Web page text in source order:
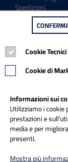
Spedizioni
Regolamento
Diritto di recesso
Tel.: 0865.904373
Email:
Cookie Tecnici
Cookie di
Informazioni sui
Utilizziamo i
prestazioni e
media e per
presenti.
Mostra più
Cookie Tecnici
Cookie di
Informazioni sui
Utilizziamo i
prestazioni e
media e per
presenti.
Mostra più